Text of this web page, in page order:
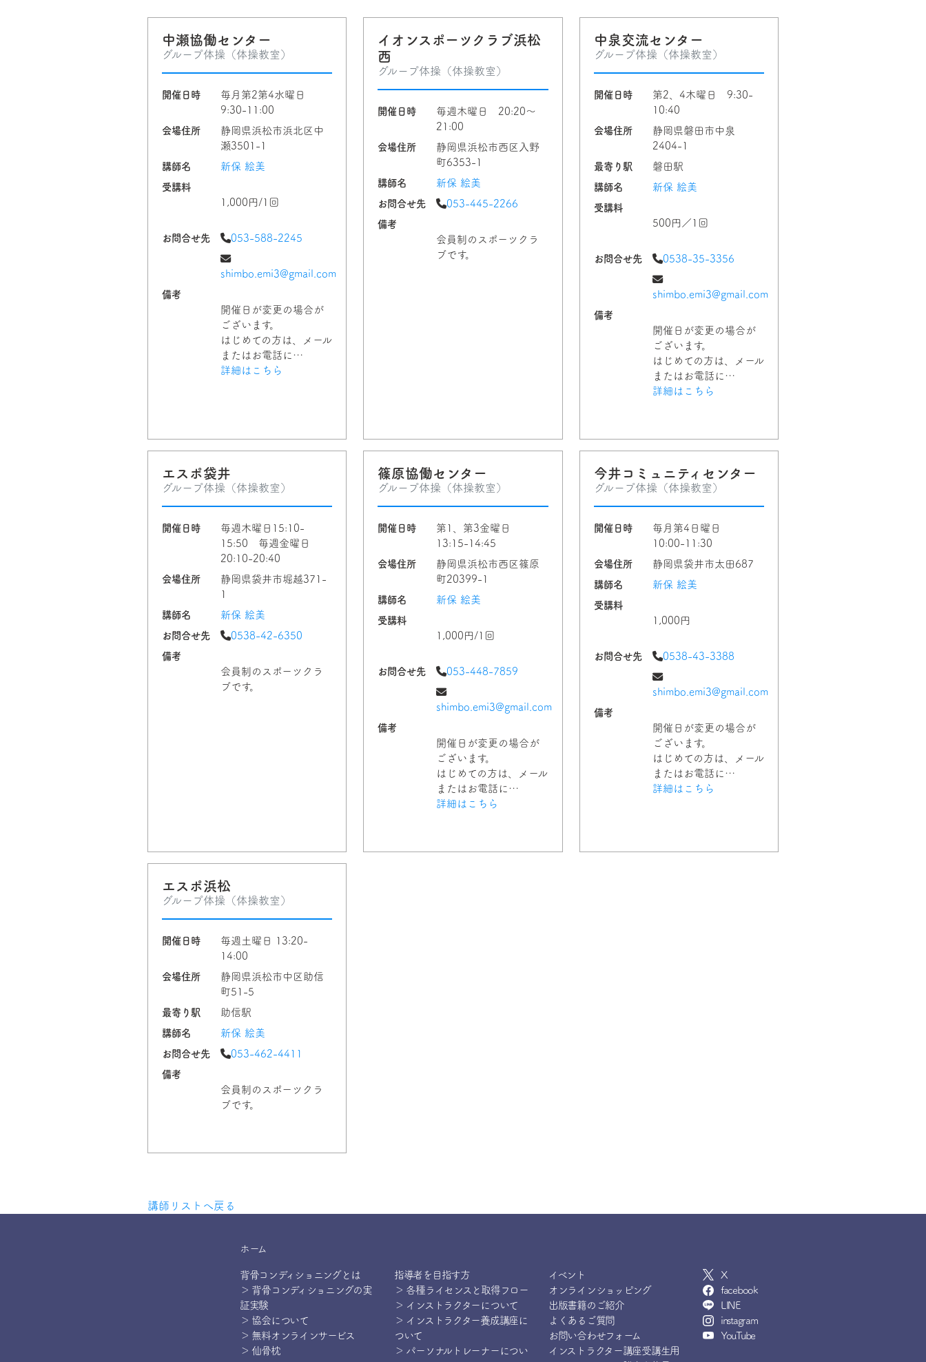
中瀬協働センター
グループ体操（体操教室）
開催日時
毎月第2第4水曜日
9:30-11:00
会場住所
静岡県浜松市浜北区中
瀬3501-1
講師名
新保 絵美
受講料
1,000円/1回
お問合せ先 053-588-2245
shimbo.emi3@gmail.com
備考
開催日が変更の場合が
ございます。
はじめての方は、メール
またはお電話に…
詳細はこちら
イオンスポーツクラブ浜松
西
グループ体操（体操教室）
開催日時
毎週木曜日 20:20～
21:00
会場住所
静岡県浜松市西区入野
町6353-1
講師名
新保 絵美
お問合せ先
053-445-2266
備考
会員制のスポーツクラ
ブです。
中泉交流センター
グループ体操（体操教室）
開催日時
第2、4木曜日 9:30-
10:40
会場住所
静岡県磐田市中泉
2404-1
最寄り駅
磐田駅
講師名
新保 絵美
受講料
500円／1回
お問合せ先 0538-35-3356
shimbo.emi3@gmail.com
備考
開催日が変更の場合が
ございます。
はじめての方は、メール
またはお電話に…
詳細はこちら
エスポ袋井
グループ体操（体操教室）
開催日時
毎週木曜日15:10-
15:50 毎週金曜日
20:10-20:40
会場住所
静岡県袋井市堀越371-
1
講師名
新保 絵美
お問合せ先
0538-42-6350
備考
会員制のスポーツクラ
ブです。
篠原協働センター
グループ体操（体操教室）
開催日時
第1、第3金曜日
13:15-14:45
会場住所
静岡県浜松市西区篠原
町20399-1
講師名
新保 絵美
受講料
1,000円/1回
お問合せ先 053-448-7859
shimbo.emi3@gmail.com
備考
開催日が変更の場合が
ございます。
はじめての方は、メール
またはお電話に…
詳細はこちら
今井コミュニティセンター
グループ体操（体操教室）
開催日時
毎月第4日曜日
10:00-11:30
会場住所
静岡県袋井市太田687
講師名
新保 絵美
受講料
1,000円
お問合せ先 0538-43-3388
shimbo.emi3@gmail.com
備考
開催日が変更の場合が
ございます。
はじめての方は、メール
またはお電話に…
詳細はこちら
エスポ浜松
グループ体操（体操教室）
開催日時
毎週土曜日 13:20-
14:00
会場住所
静岡県浜松市中区助信
町51-5
最寄り駅
助信駅
講師名
新保 絵美
お問合せ先
053-462-4411
備考
会員制のスポーツクラ
ブです。
講師リストへ戻る
ホーム
背骨コンディショニングとは
＞ 背骨コンディショニングの実
証実験
＞ 協会について
＞ 無料オンラインサービス
＞ 仙骨枕
指導者を目指す方
＞ 各種ライセンスと取得フロー
＞ インストラクターについて
＞ インストラクター養成講座に
ついて
＞ パーソナルトレーナーについ
イベント
オンラインショッピング
出版書籍のご紹介
よくあるご質問
お問い合わせフォーム
インストラクター講座受講生用
X
facebook
LINE
instagram
YouTube